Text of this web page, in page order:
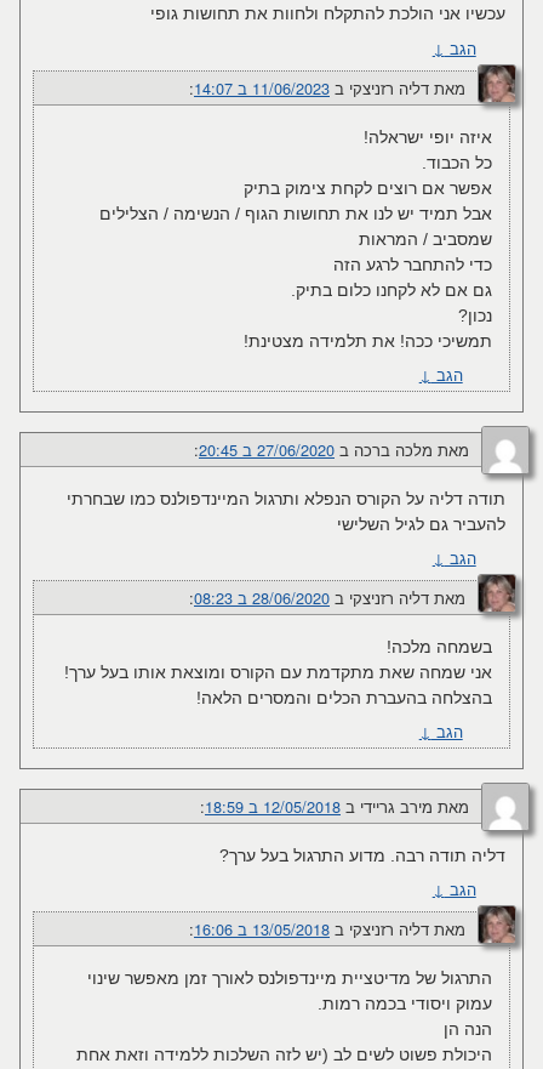
עכשיו אני הולכת להתקלח ולחוות את תחושות גופי
הגב ↓
מאת דליה רזניצקי ב 11/06/2023 ב 14:07 :‏
איזה יופי ישראלה!
כל הכבוד.
אפשר אם רוצים לקחת צימוק בתיק
אבל תמיד יש לנו את תחושות הגוף / הנשימה / הצלילים
שמסביב / המראות
כדי להתחבר לרגע הזה
גם אם לא לקחנו כלום בתיק.
נכון?
תמשיכי ככה! את תלמידה מצטינת!
הגב ↓
מאת מלכה ברכה ב 27/06/2020 ב 20:45 :‏
תודה דליה על הקורס הנפלא ותרגול המיינדפולנס כמו שבחרתי
להעביר גם לגיל השלישי
הגב ↓
מאת דליה רזניצקי ב 28/06/2020 ב 08:23 :‏
בשמחה מלכה!
אני שמחה שאת מתקדמת עם הקורס ומוצאת אותו בעל ערך!
בהצלחה בהעברת הכלים והמסרים הלאה!
הגב ↓
מאת מירב גריידי ב 12/05/2018 ב 18:59 :‏
דליה תודה רבה. מדוע התרגול בעל ערך?
הגב ↓
מאת דליה רזניצקי ב 13/05/2018 ב 16:06 :‏
התרגול של מדיטציית מיינדפולנס לאורך זמן מאפשר שינוי
עמוק ויסודי בכמה רמות.
הנה הן
היכולת פשוט לשים לב (יש לזה השלכות ללמידה וזאת אחת